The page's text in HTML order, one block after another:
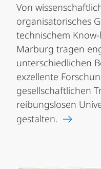
Von
organisatorisches
technischem
Marburg tragen
unterschiedlichen
exzellente
gesellschaftlichen
reibungslosen
gestalten.